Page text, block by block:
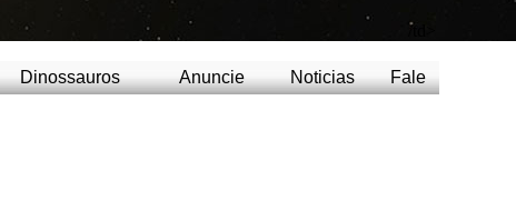
/td>
Dinossauros Anuncie Noticias Fale